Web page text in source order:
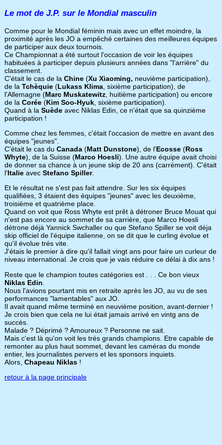
Le mot de J.P. sur le Mondial masculin
Comme pour le Mondial féminin mais avec un effet moindre, la
proximité après les JO a empêché certaines des meilleures équipes
de participer aux deux tournois.
Ce Championnat a été surtout l'occasion de voir les équipes
habituées à participer depuis plusieurs années dans "l'arrière" du
classement.
C'était le cas de la Chine (Xu Xiaoming, neuvième participation),
de la Tchèquie (Lukass Klima, sixième participation), de
l'Allemagne (Marc Muskatewitz, huitième participation) ou encore
de la Corée(Kim Soo-Hyuk, sixième participation).
Quand à la Suède avec Niklas Edin, ce n'était que sa quinzième
participation !
Comme chez les femmes, c'était l'occasion de mettre en avant des
équipes "jeunes".
C'était le cas du Canada (Matt Dunstone), de l'Ecosse (Ross
Whyte), de la Suisse (Marco Hoesli). Une autre équipe avait choisi
de donner sa chance à un jeune skip de 20 ans (carrément). C'était
l'Italie avec Stefano Spiller.
Et le résultat ne s'est pas fait attendre. Sur les six équipes
qualifiées, 3 étaient des équipes "jeunes" avec les deuxième,
troisième et quatrième place.
Quand on voit que Ross Whyte est prêt à détroner Bruce Mouat qui
n'est pas encore au sommet de sa carrière, que Marco Hoesli
détrone déjà Yannick Swchaller ou que Stefano Spiller se voit déja
skip officiel de l'équipe italienne, on se dit que le curling évolue et
qu'il évolue trés vite.
J'étais le premier à dire qu'il fallait vingt ans pour faire un curleur de
niveau international. Je crois que je vais réduire ce délai à dix ans !
Reste que le champion toutes catégories est . . . Ce bon vieux
Niklas Edin
Nous l'avions pourtant mis en retraite après les JO, au vu de ses
performances "lamentables" aux JO.
Il avait quand même terminé en neuvième position, avant-dernier !
Je crois bien que cela ne lui était jamais arrivé en vintg ans de
succès.
Malade ? Déprimé ? Amoureux ? Personne ne sait.
Mais c'est là qu'on voit les trés grands champions. Etre capable de
remonter au plus haut sommet, devant les caméras du monde
entier, les journalistes pervers et les sponsors inquiets.
Alors, Chapeau Niklas!
retour à la page principale